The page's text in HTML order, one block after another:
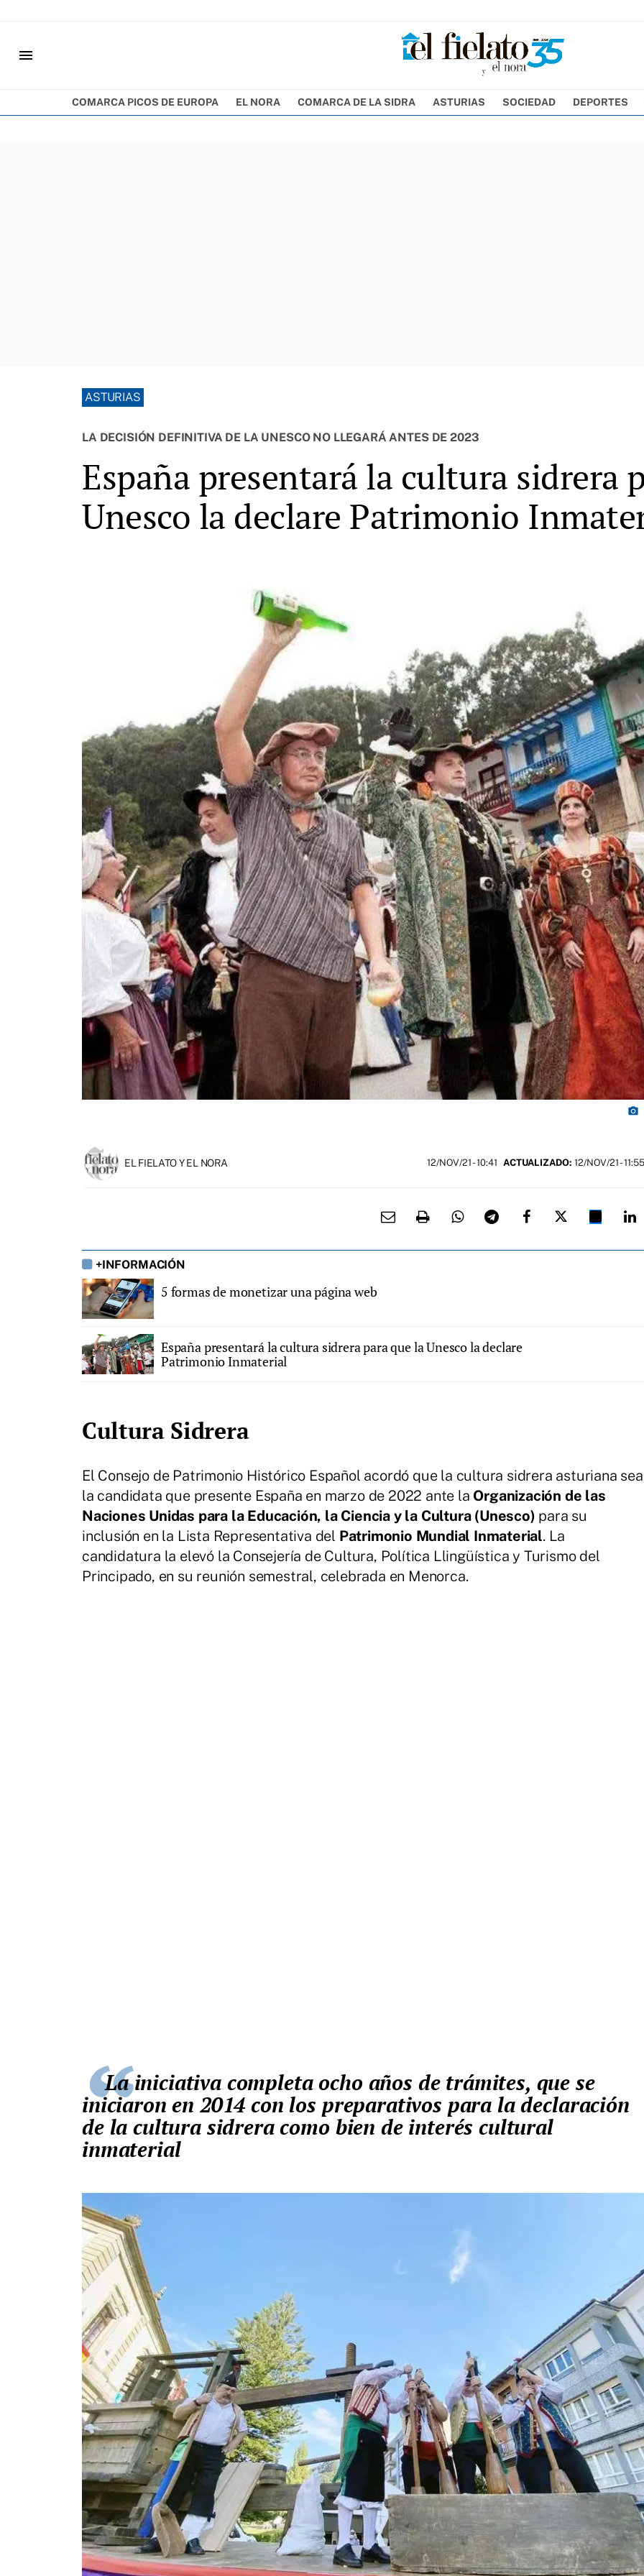
menu
COMARCA PICOS DE EUROPA EL NORA COMARCA DE LA SIDRA ASTURIAS SOCIEDAD DEPORTES
ASTURIAS
LA DECISIÓN DEFINITIVA DE LA UNESCO NO LLEGARÁ ANTES DE 2023
España presentará la cultura sidrera
Unesco la declare Patrimonio
photo_camera
EL FIELATO Y EL NORA 12/NOV/21- 10:41 ACTUALIZADO: 12/NOV/21 - 11:55
+INFORMACIÓN
5 formas de monetizar una página web
España presentará la cultura sidrera para que la Unesco la declare
Patrimonio Inmaterial
Cultura Sidrera
El Consejo de Patrimonio Histórico Español acordó que la cultura sidrera asturiana sea
la candidata que presente España en marzo de 2022 ante la Organización de las
Naciones Unidas para la Educación, la Ciencia y la Cultura (Unesco) para su
inclusión en la Lista Representativa del Patrimonio Mundial Inmaterial. La
candidatura la elevó la Consejería de Cultura, Política Llingüística y Turismo del
Principado, en su reunión semestral, celebrada en Menorca.
La iniciativa completa ocho años de trámites, que se
iniciaron en 2014 con los preparativos para la declaración
de la cultura sidrera como bien de interés cultural
inmaterial